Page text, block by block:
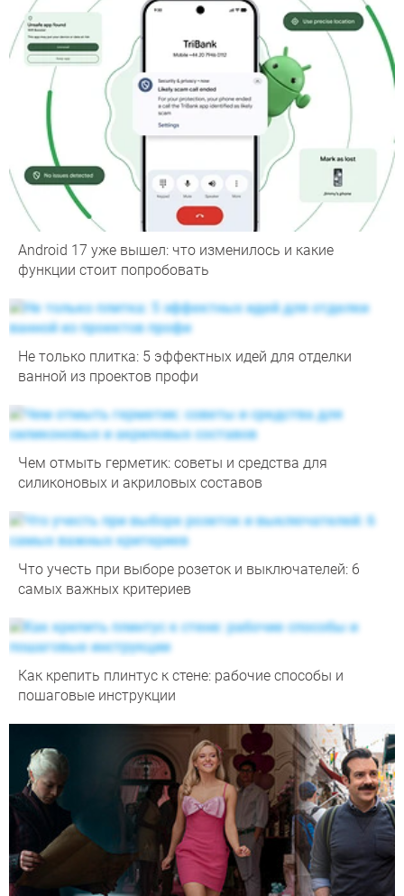
Android 17 уже вышел: что изменилось и какие
функции стоит попробовать
Не только плитка: 5 эффектных идей для отделки
ванной из проектов профи
Чем отмыть герметик: советы и средства для
силиконовых и акриловых составов
Что учесть при выборе розеток и выключателей: 6
самых важных критериев
Как крепить плинтус к стене: рабочие способы и
пошаговые инструкции